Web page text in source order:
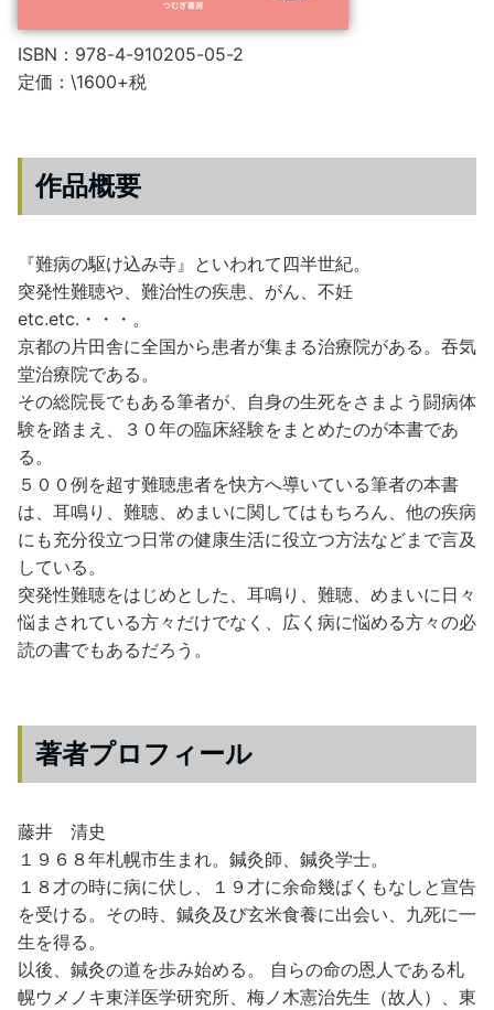
ISBN：978-4-910205-05-2
定価：\1600+税
作品概要
『難病の駆け込み寺』といわれて四半世紀。
突発性難聴や、難治性の疾患、がん、不妊
etc.etc.・・・。
京都の片田舎に全国から患者が集まる治療院がある。吞気
堂治療院である。
その総院長でもある筆者が、自身の生死をさまよう闘病体
験を踏まえ、３０年の臨床経験をまとめたのが本書であ
る。
５００例を超す難聴患者を快方へ導いている筆者の本書
は、耳鳴り、難聴、めまいに関してはもちろん、他の疾病
にも充分役立つ日常の健康生活に役立つ方法などまで言及
している。
突発性難聴をはじめとした、耳鳴り、難聴、めまいに日々
悩まされている方々だけでなく、広く病に悩める方々の必
読の書でもあるだろう。
著者プロフィール
藤井 清史
１９６８年札幌市生まれ。鍼灸師、鍼灸学士。
１８才の時に病に伏し、１９才に余命幾ばくもなしと宣告
を受ける。その時、鍼灸及び玄米食養に出会い、九死に一
生を得る。
以後、鍼灸の道を歩み始める。 自らの命の恩人である札
幌ウメノキ東洋医学研究所、梅ノ木憲治先生（故人）、東